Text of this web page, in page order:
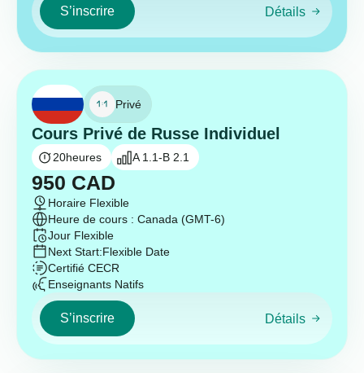
S’inscrire Détails
Privé
Cours Privé de Russe Individuel
20heures A 1.1-B 2.1
950 CAD
Horaire Flexible
Heure de cours : Canada (GMT-6)
Jour Flexible
Next Start:Flexible Date
Certifié CECR
Enseignants Natifs
S’inscrire Détails